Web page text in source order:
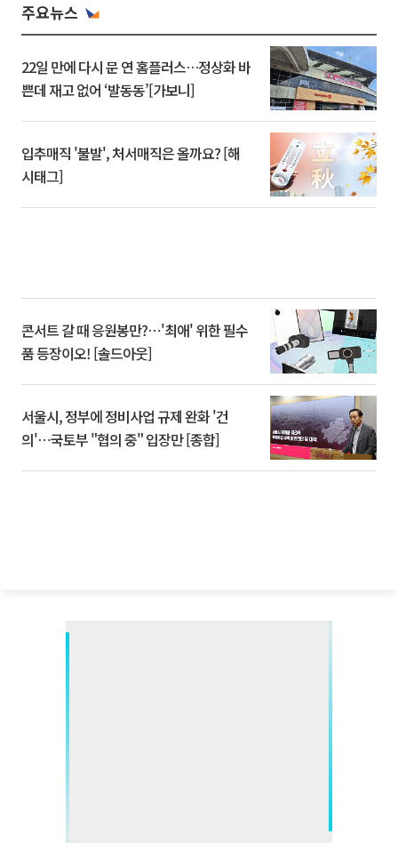
주요뉴스
22일 만에 다시 문 연 홈플러스…정상화 바
쁜데 재고 없어 ‘발동동’[가보니]
입추매직 '불발', 처서매직은 올까요? [해
시태그]
콘서트 갈 때 응원봉만?⋯'최애' 위한 필수
품 등장이오! [솔드아웃]
서울시, 정부에 정비사업 규제 완화 '건
의'⋯국토부 "협의 중" 입장만 [종합]